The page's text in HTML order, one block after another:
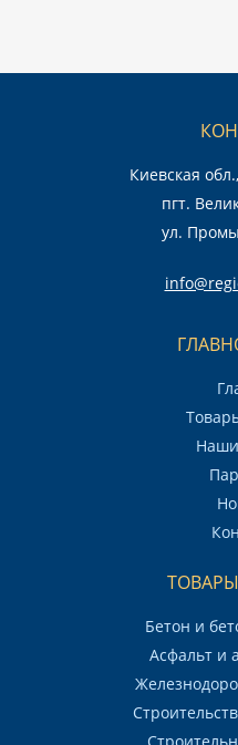
Киевская
пгт.
ул.
Бетон и
Асфальт и